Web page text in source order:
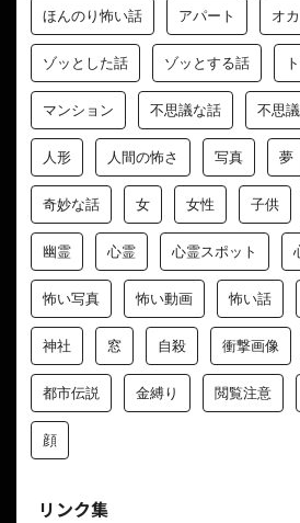
ほんのり怖い話 アパート オ
ゾッとした話 ゾッとする話
マンション 不思議な話 不思
人形 人間の怖さ 写真 夢
奇妙な話 女 女性 子供
幽霊 心霊 心霊スポット
怖い写真 怖い動画 怖い話
神社 窓 自殺 衝撃画像
都市伝説 金縛り 閲覧注意
顔
リンク集